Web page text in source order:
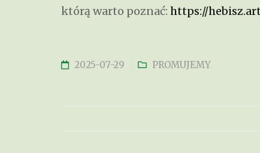
którą warto poznać: https://
2025-07-29 PROMUJEMY